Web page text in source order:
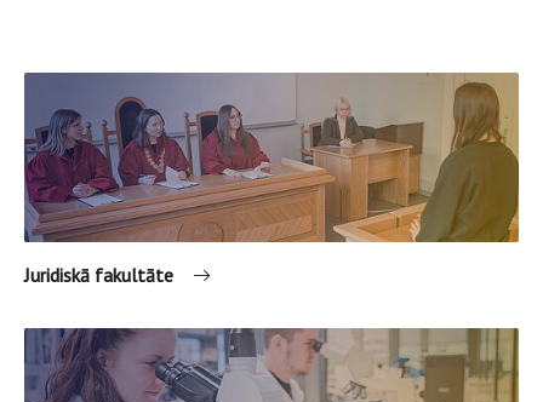
Juridiskā fakultāte